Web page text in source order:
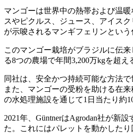
マンゴーは世界中の熱帯および温
スやピクルス、ジュース、アイス
が示唆されるマンギフェリンという
このマンゴー栽培がブラジルに伝
る8つの農場で年間3,200万kgを超え
同社は、安全かつ持続可能な方法
また、マンゴーの受粉を助ける在
の水処理施設を通じて1日当たり約
2021年、GüntnerはAgrodan社が新
た。これにはパレットを動かした